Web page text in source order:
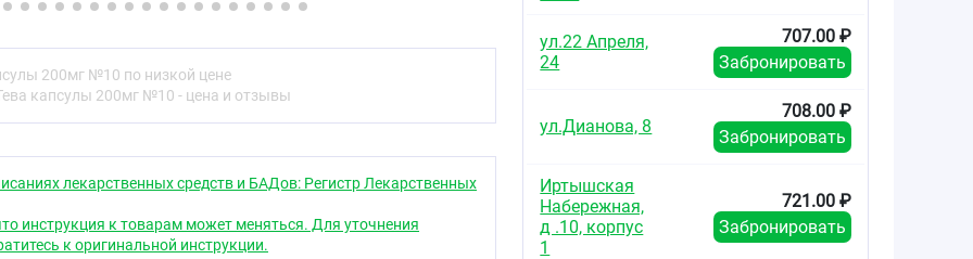
Тева.
реакции.
Тева.
препарат Целекоксиб-Тева и для
содержит действующее вещество целекоксиб, которое
200мг №10 по низкой цене
капсулы 200мг №10 - цена и отзывы
лекарственных средств и БАДов: Регистр Лекарственных
инструкция к товарам может меняться. Для уточнения
к оригинальной инструкции.
ул.22 Апреля,
24
707.00 ₽
Забронировать
ул.Дианова, 8
708.00 ₽
Забронировать
Иртышская
Набережная,
д .10, корпус
1
721.00 ₽
Забронировать